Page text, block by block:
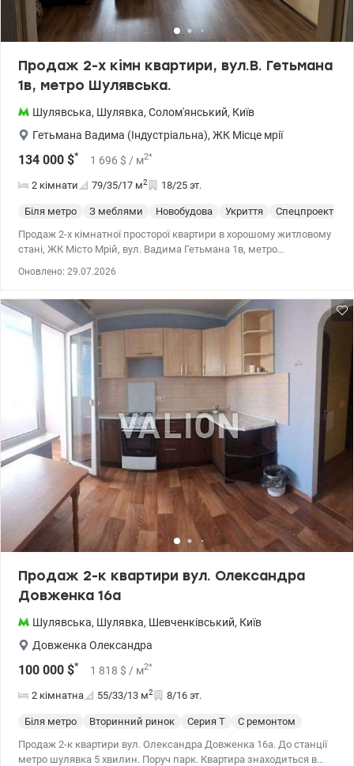
Продаж 2-х кімн квартири, вул.В. Гетьмана
1в, метро Шулявська.
Шулявська, Шулявка, Солом'янський, Київ
Гетьмана Вадима (Індустріальна), ЖК Місце мрії
134 000 $* 1 696 $ / м2*
2 кімнати 79/35/17 м2 18/25 эт.
Біля метро З меблями Новобудова Укриття Спецпроект
Продаж 2-х кімнатної просторої квартири в хорошому житловому
стані, ЖК Місто Мрій, вул. Вадима Гетьмана 1в, метро
просторі та затишні. Ідеальний варіант для сім'ї, яка бажає жити
комфортно та затишно. Кухня з обідньою зоною та виходом на
балкон. Велика вітальня укомплектована необхідними
меблями. Окрема спальня з великим ліжком, просторий
коридор із великою шафою-купе. Квартира укомплектована
необхідною технікою: холодильник, пральна машина, бойлер,
мікрохвильова піч, кондиціонери. Зручна локація – поряд
станція метро Шулявська (всього 5 хв пішки), громадський
транспорт у різні райони міста, проспект Перемоги, швидкісний
трамвай. Розвинена інфраструктура: супермаркети, магазини,
макдональдс, ТРЦ Cosmo Multimall, садки, школа, лікарня. 044
200 10 80 Valion.ua/1148820
Оновлено: 29.07.2026
Продаж 2-к квартири вул. Олександра
Довженка 16а
Шулявська, Шулявка, Шевченківський, Київ
Довженка Олександра
100 000 $* 1 818 $ / м2*
2 кімнатна 55/33/13 м2 8/16 эт.
Біля метро Вторинний ринок Серия Т
С ремонтом
Продаж 2-к квартири вул. Олександра Довженка 16а. До станції
метро шулявка 5 хвилин. Поруч парк. Квартира знаходиться в